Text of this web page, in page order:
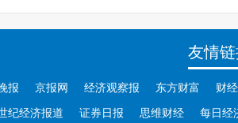
友情
报 京报网 经济观察报 东方财富 财
纪经济报道 证券日报 思维财经 每日经